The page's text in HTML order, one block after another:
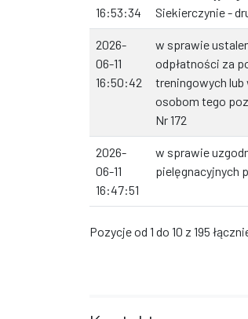
16:53:34
Siekierczynie -
2026-
06-11
16:50:42
w sprawie
odpłatności za
treningowych lub
osobom tego
Nr 172
2026-
06-11
16:47:51
w sprawie
pielęgnacyjnych
Pozycje od 1 do 10 z 195